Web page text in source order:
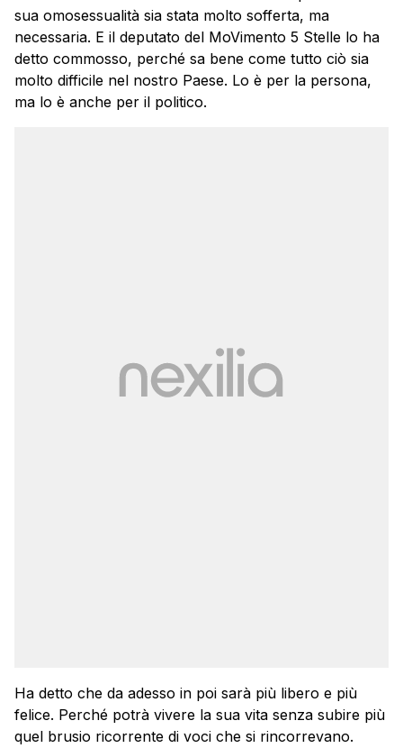
sua omosessualità sia stata molto sofferta, ma
necessaria. E il deputato del MoVimento 5 Stelle lo ha
detto commosso, perché sa bene come tutto ciò sia
molto difficile nel nostro Paese. Lo è per la persona,
ma lo è anche per il politico.
Ha detto che da adesso in poi sarà più libero e più
felice. Perché potrà vivere la sua vita senza subire più
quel brusio ricorrente di voci che si rincorrevano.